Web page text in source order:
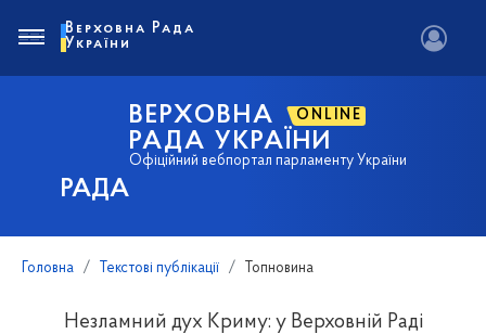
РАДА
ВЕРХОВНА ONLINE
РАДА УКРАЇНИ
Офіційний вебпортал парламенту України
Верховна Рада
України
Головна Текстові публікації Топновина
Незламний дух Криму: у Верховній Раді